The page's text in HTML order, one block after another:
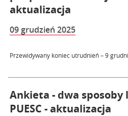
aktualizacja
09 grudzień 2025
Przewidywany koniec utrudnień – 9
Ankieta - dwa sposoby
PUESC - aktualizacja